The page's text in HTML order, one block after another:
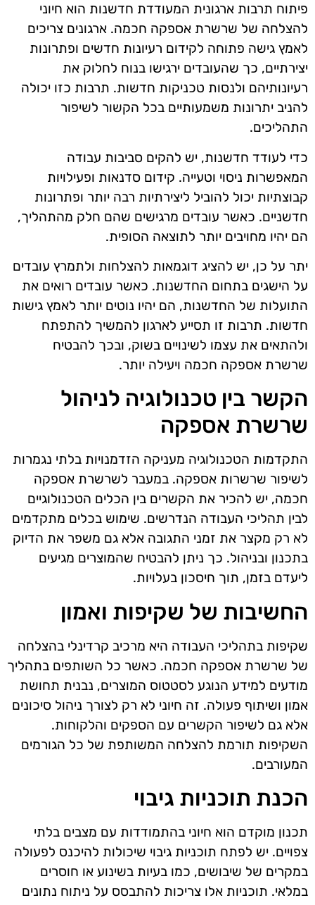
פיתוח תרבות ארגונית המעודדת חדשנות הוא חיוני
להצלחה של שרשרת אספקה חכמה. ארגונים צריכים
לאמץ גישה פתוחה לקידום רעיונות חדשים ופתרונות
יצירתיים, כך שהעובדים ירגישו בנוח לחלוק את
רעיונותיהם ולנסות טכניקות חדשות. תרבות כזו יכולה
להניב יתרונות משמעותיים בכל הקשור לשיפור
התהליכים.
כדי לעודד חדשנות, יש להקים סביבות עבודה
המאפשרות ניסוי וטעייה. קידום סדנאות ופעילויות
קבוצתיות יכול להוביל ליצירתיות רבה יותר ופתרונות
חדשניים. כאשר עובדים מרגישים שהם חלק מהתהליך,
הם יהיו מחויבים יותר לתוצאה הסופית.
יתר על כן, יש להציג דוגמאות להצלחות ולתמרץ עובדים
על הישגים בתחום החדשנות. כאשר עובדים רואים את
התועלות של החדשנות, הם יהיו נוטים יותר לאמץ גישות
חדשות. תרבות זו תסייע לארגון להמשיך להתפתח
ולהתאים את עצמו לשינויים בשוק, ובכך להבטיח
שרשרת אספקה חכמה ויעילה יותר.
הקשר בין טכנולוגיה לניהול
שרשרת אספקה
התקדמות הטכנולוגיה מעניקה הזדמנויות בלתי נגמרות
לשיפור שרשרות אספקה. במעבר לשרשרת אספקה
חכמה, יש להכיר את הקשרים בין הכלים הטכנולוגיים
לבין תהליכי העבודה הנדרשים. שימוש בכלים מתקדמים
לא רק מקצר את זמני התגובה אלא גם משפר את הדיוק
בתכנון ובניהול. כך ניתן להבטיח שהמוצרים מגיעים
ליעדם בזמן, תוך חיסכון בעלויות.
החשיבות של שקיפות ואמון
שקיפות בתהליכי העבודה היא מרכיב קרדינלי בהצלחה
של שרשרת אספקה חכמה. כאשר כל השותפים בתהליך
מודעים למידע הנוגע לסטטוס המוצרים, נבנית תחושת
אמון ושיתוף פעולה. זה חיוני לא רק לצורך ניהול סיכונים
אלא גם לשיפור הקשרים עם הספקים והלקוחות.
השקיפות תורמת להצלחה המשותפת של כל הגורמים
המעורבים.
הכנת תוכניות גיבוי
תכנון מוקדם הוא חיוני בהתמודדות עם מצבים בלתי
צפויים. יש לפתח תוכניות גיבוי שיכולות להיכנס לפעולה
במקרים של שיבושים, כמו בעיות בשינוע או חוסרים
במלאי. תוכניות אלו צריכות להתבסס על ניתוח נתונים